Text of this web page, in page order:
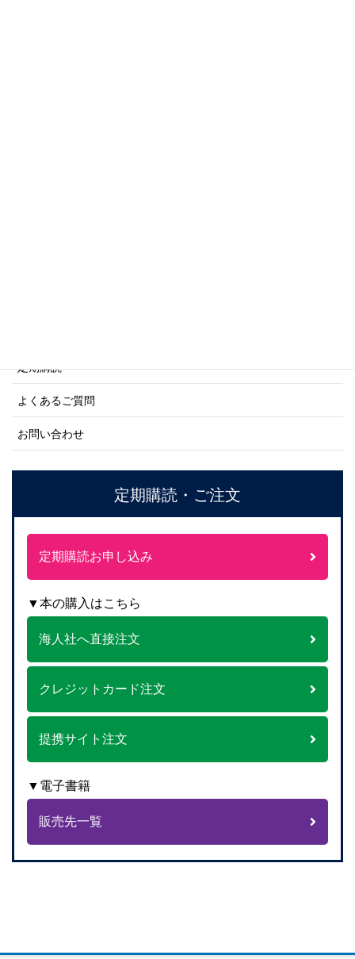
定期購読
よくあるご質問
お問い合わせ
定期購読・ご注文
定期購読お申し込み
▼本の購入はこちら
海人社へ直接注文
クレジットカード注文
提携サイト注文
▼電子書籍
販売先一覧